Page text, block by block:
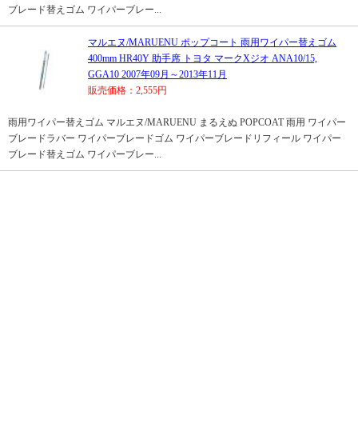
ブレード替えゴム ワイパーブレー...
マルエヌ/MARUENU ポップコート 雨用ワイパー替えゴム
400mm HR40Y 助手席 トヨタ マークXジオ ANA10/15,
GGA10 2007年09月～2013年11月
販売価格：2,555円
雨用ワイパー替えゴム マルエヌ/MARUENU まるえぬ POPCOAT 雨用 ワイパー
ブレードラバー ワイパーブレードゴム ワイパーブレードリフィール ワイパー
ブレード替えゴム ワイパーブレー...